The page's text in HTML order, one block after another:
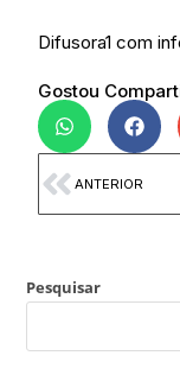
Difusora1 com
Gostou
ANTERIOR
Pesquisar